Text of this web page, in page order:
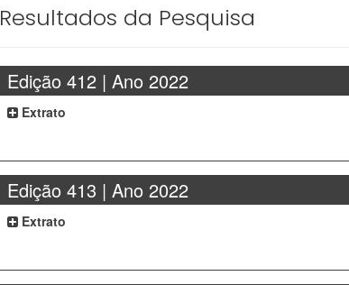
Resultados da Pesquisa
Edição 412 | Ano 2022
Extrato
Edição 413 | Ano 2022
Extrato